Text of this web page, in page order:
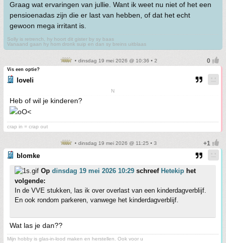
Graag wat ervaringen van jullie. Want ik weet nu niet of het een
pensioenadas zijn die er last van hebben, of dat het echt
gewoon mega irritant is.
Solly is retrench, hy hoort dit gister by sy baas
Vanaand gaan hy hom dronk suip en dan sy breins uitblaas
• dinsdag 19 mei 2026 @ 10:36 • 2
Vis een optie?
loveli
N
Heb of wil je kinderen?
crap in = crap out
• dinsdag 19 mei 2026 @ 11:25 • 3
blomke
Op dinsdag 19 mei 2026 10:29 schreef Hetekip het
volgende:
In de VVE stukken, las ik over overlast van een kinderdagverblijf.
En ook rondom parkeren, vanwege het kinderdagverblijf.
Wat las je dan??
Mijn hobby is glas-in-lood maken en herstellen. Ook voor u